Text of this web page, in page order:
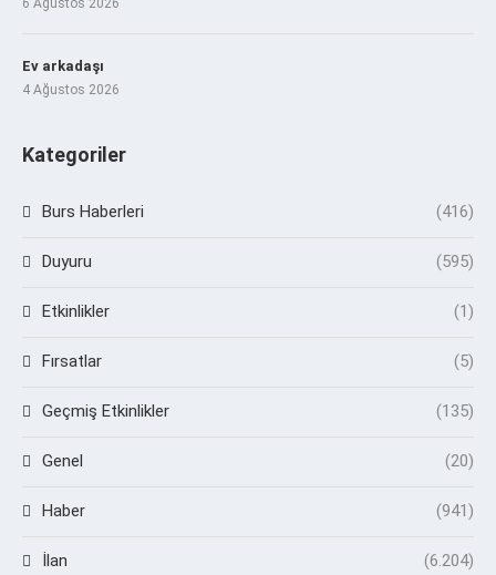
Ev arkadaşı
4 Ağustos 2026
Kategoriler
Burs Haberleri (416)
Duyuru (595)
Etkinlikler (1)
Fırsatlar (5)
Geçmiş Etkinlikler (135)
Genel (20)
Haber (941)
İlan (6.204)